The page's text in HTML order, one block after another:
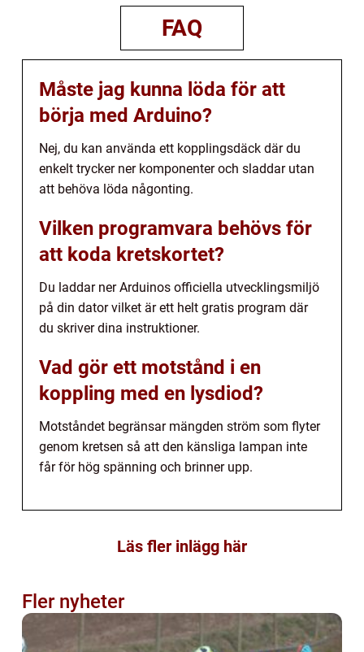
FAQ
Måste jag kunna löda för att
börja med Arduino?
Nej, du kan använda ett kopplingsdäck där du
enkelt trycker ner komponenter och sladdar utan
att behöva löda någonting.
Vilken programvara behövs för
att koda kretskortet?
Du laddar ner Arduinos officiella utvecklingsmiljö
på din dator vilket är ett helt gratis program där
du skriver dina instruktioner.
Vad gör ett motstånd i en
koppling med en lysdiod?
Motståndet begränsar mängden ström som flyter
genom kretsen så att den känsliga lampan inte
får för hög spänning och brinner upp.
Läs fler inlägg här
Fler nyheter